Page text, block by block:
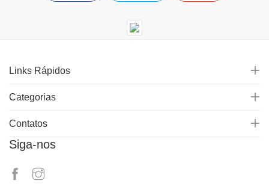
Links Rápidos
Categorias
Contatos
Siga-nos